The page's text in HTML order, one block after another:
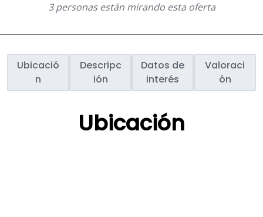
3 personas están mirando esta oferta
Ubicació
n
Descripc
ión
Datos de
interés
Valoraci
ón
Ubicación